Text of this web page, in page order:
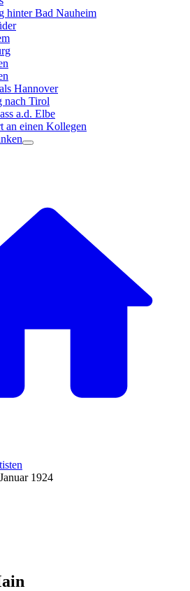
hinter Bad Nauheim
Hannover
nach Tirol
a.d. Elbe
an einen Kollegen
1924